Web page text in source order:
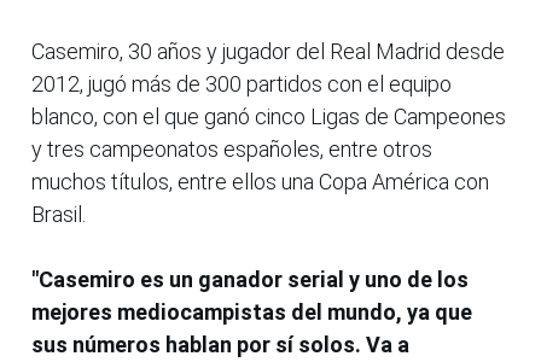
Casemiro, 30 años y jugador del Real Madrid desde
2012, jugó más de 300 partidos con el equipo
blanco, con el que ganó cinco Ligas de Campeones
y tres campeonatos españoles, entre otros
muchos títulos, entre ellos una Copa América con
Brasil.
"Casemiro es un ganador serial y uno de los
mejores mediocampistas del mundo, ya que
sus números hablan por sí solos. Va a